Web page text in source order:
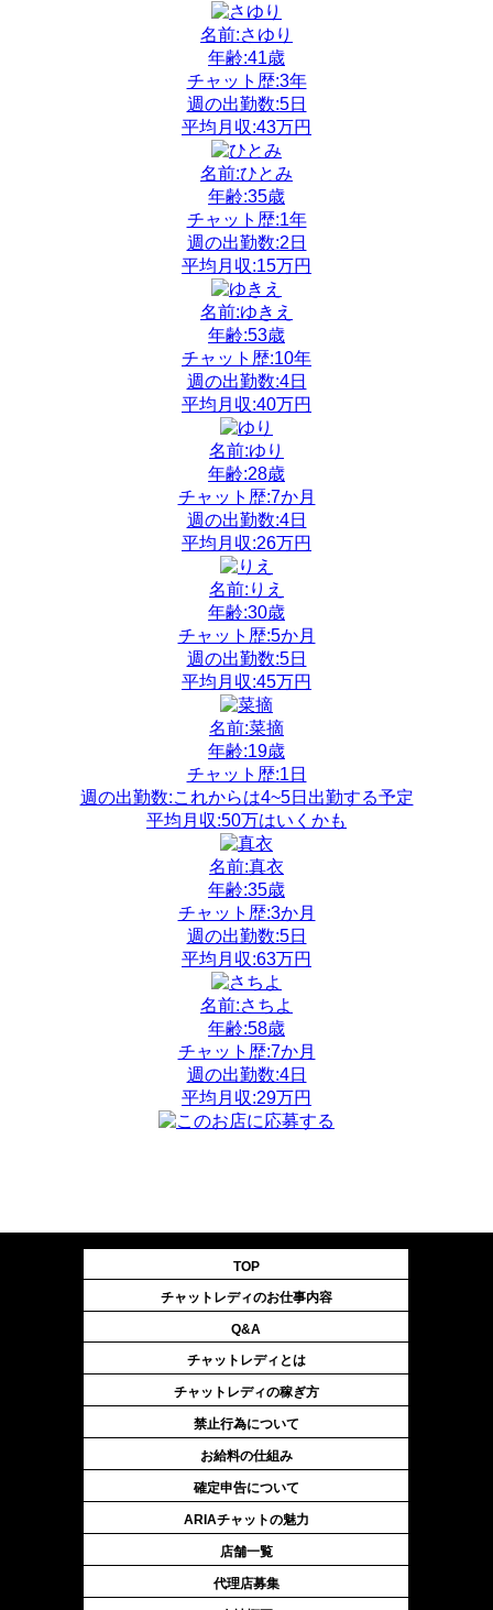
名前:さゆり
年齢:41歳
チャット歴:3年
週の出勤数:5日
平均月収:43万円
名前:ひとみ
年齢:35歳
チャット歴:1年
週の出勤数:2日
平均月収:15万円
名前:ゆきえ
年齢:53歳
チャット歴:10年
週の出勤数:4日
平均月収:40万円
名前:ゆり
年齢:28歳
チャット歴:7か月
週の出勤数:4日
平均月収:26万円
名前:りえ
年齢:30歳
チャット歴:5か月
週の出勤数:5日
平均月収:45万円
名前:菜摘
年齢:19歳
チャット歴:1日
週の出勤数:これからは4~5日出勤する予定
平均月収:50万はいくかも
名前:真衣
年齢:35歳
チャット歴:3か月
週の出勤数:5日
平均月収:63万円
名前:さちよ
年齢:58歳
チャット歴:7か月
週の出勤数:4日
平均月収:29万円
TOP
チャットレディのお仕事内容
Q&A
チャットレディとは
チャットレディの稼ぎ方
禁止行為について
お給料の仕組み
確定申告について
ARIAチャットの魅力
店舗一覧
代理店募集